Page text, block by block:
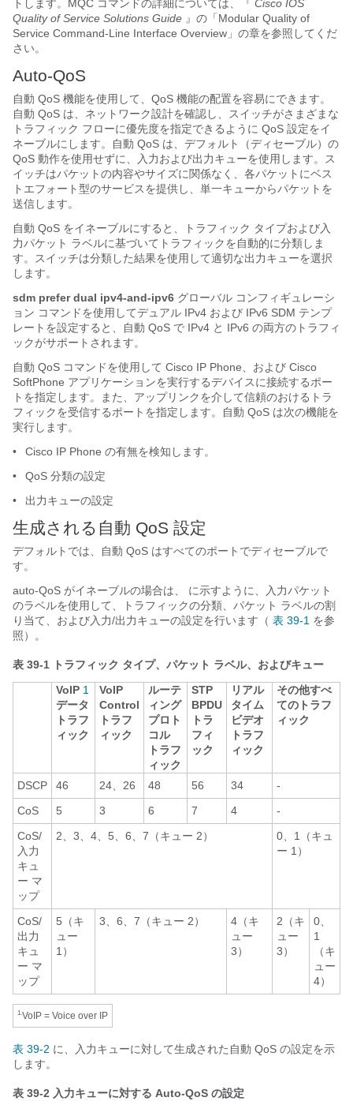
トします。MQC コマンドの詳細については、『 Cisco IOS
Quality of Service Solutions Guide 』の「Modular Quality of
Service Command-Line Interface Overview」の章を参照してくだ
さい。
Auto-QoS
自動 QoS 機能を使用して、QoS 機能の配置を容易にできます。
自動 QoS は、ネットワーク設計を確認し、スイッチがさまざまな
トラフィック フローに優先度を指定できるように QoS 設定をイ
ネーブルにします。自動 QoS は、デフォルト（ディセーブル）の
QoS 動作を使用せずに、入力および出力キューを使用します。ス
イッチはパケットの内容やサイズに関係なく、各パケットにベス
トエフォート型のサービスを提供し、単一キューからパケットを
送信します。
自動 QoS をイネーブルにすると、トラフィック タイプおよび入
力パケット ラベルに基づいてトラフィックを自動的に分類しま
す。スイッチは分類した結果を使用して適切な出力キューを選択
します。
sdm prefer dual ipv4-and-ipv6 グローバル コンフィギュレーシ
ョン コマンドを使用してデュアル IPv4 および IPv6 SDM テンプ
レートを設定すると、自動 QoS で IPv4 と IPv6 の両方のトラフィ
ックがサポートされます。
自動 QoS コマンドを使用して Cisco IP Phone、および Cisco
SoftPhone アプリケーションを実行するデバイスに接続するポー
トを指定します。また、アップリンクを介して信頼のおけるトラ
フィックを受信するポートを指定します。自動 QoS は次の機能を
実行します。
•
Cisco IP Phone の有無を検知します。
•
QoS 分類の設定
•
出力キューの設定
生成される自動 QoS 設定
デフォルトでは、自動 QoS はすべてのポートでディセーブルで
す。
auto-QoS がイネーブルの場合は、
に示すように、入力パケット
のラベルを使用して、トラフィックの分類、パケット ラベルの割
り当て、および入力/出力キューの設定を行います（ 表 39-1 を参
照）。
表 39-1 トラフィック タイプ、パケット ラベル、およびキュー
VoIP 1
データ
トラフ
ィック
VoIP
Control
トラフ
ィック
ルーテ
ィング
プロト
コル
トラフ
ィック
STP
BPDU
トラ
フィ
ック
リアル
タイム
ビデオ
トラフ
ィック
その他すべ
てのトラフ
ィック
DSCP 46 24、26 48 56 34
-
CoS
5 3 6 7 4
-
CoS/
入力
キュ
ー マ
ップ
2、3、4、5、6、7（キュー 2）
0、1（キュ
ー 1）
CoS/
出力
キュ
ー マ
ップ
5（キ
ュー
1）
3、6、7（キュー 2）
4（キ
ュー
3）
2（キ
ュー
3）
0、
1
（キ
ュー
4）
1.VoIP = Voice over IP
表 39-2 に、入力キューに対して生成された自動 QoS の設定を示
します。
表 39-2 入力キューに対する Auto-QoS の設定